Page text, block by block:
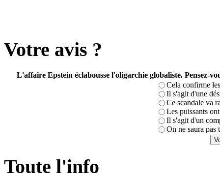
Votre avis ?
L'affaire Epstein éclabousse l'oligarchie globaliste. Pensez-
Cela confirme
Il s'agit d'une
Ce scandale va
Les puissants
Il s'agit d'un
On ne saura pas
Toute l'info